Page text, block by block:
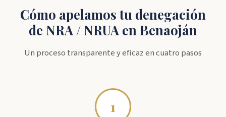
Cómo apelamos tu denegación
de NRA / NRUA en Benaoján
Un proceso transparente y eficaz en cuatro pasos
1